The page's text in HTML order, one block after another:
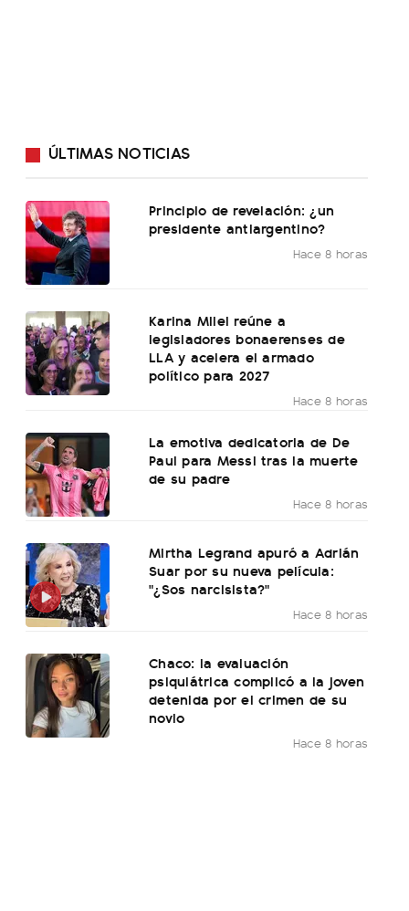
ÚLTIMAS NOTICIAS
Principio de revelación: ¿un
presidente antiargentino?
Hace 8 horas
Karina Milei reúne a
legisladores bonaerenses de
LLA y acelera el armado
político para 2027
Hace 8 horas
La emotiva dedicatoria de De
Paul para Messi tras la muerte
de su padre
Hace 8 horas
Mirtha Legrand apuró a Adrián
Suar por su nueva película:
"¿Sos narcisista?"
Hace 8 horas
Chaco: la evaluación
psiquiátrica complicó a la joven
detenida por el crimen de su
novio
Hace 8 horas